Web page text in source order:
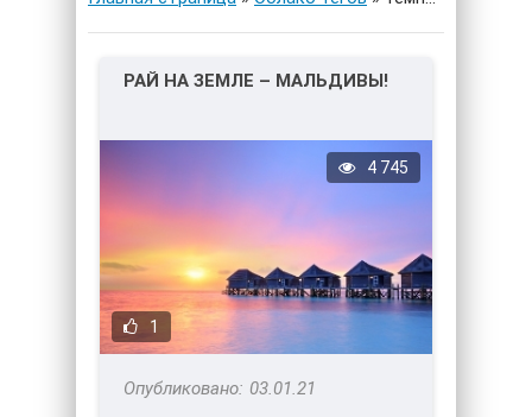
РАЙ НА ЗЕМЛЕ – МАЛЬДИВЫ!
1
4 745
03.01.21